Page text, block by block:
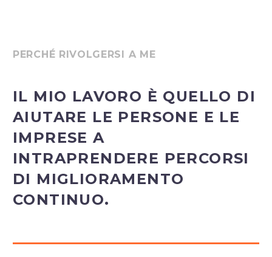
PERCHÉ RIVOLGERSI A ME
IL MIO LAVORO È QUELLO DI
AIUTARE LE PERSONE E LE
IMPRESE A
INTRAPRENDERE PERCORSI
DI MIGLIORAMENTO
CONTINUO.